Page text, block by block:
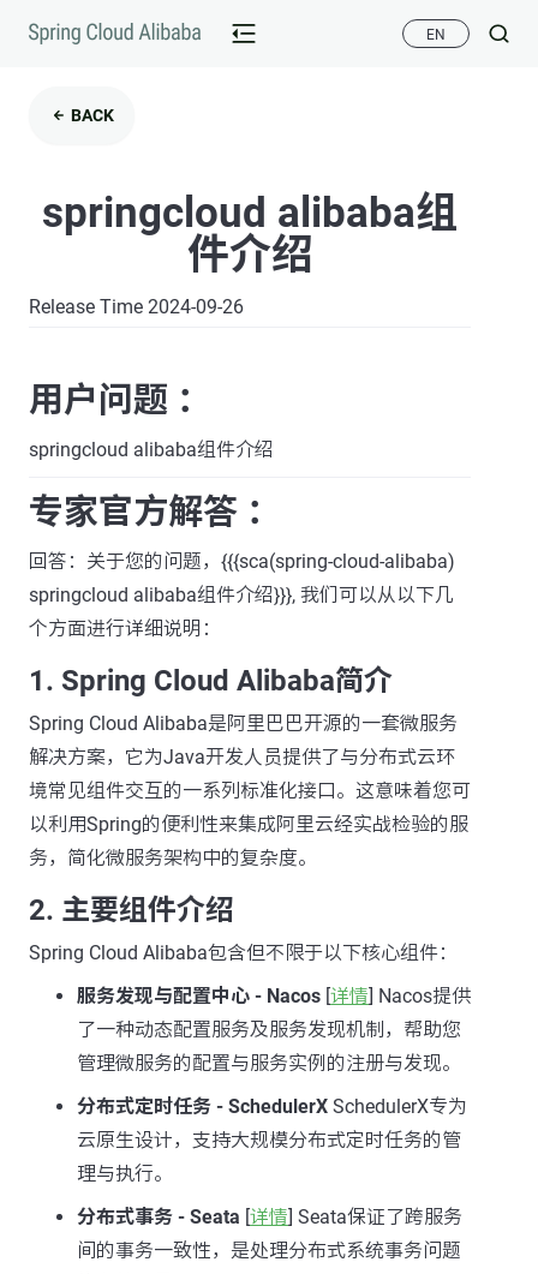
EN
BACK
springcloud alibaba组
件介绍
Release Time 2024-09-26
用户问题 ：
springcloud alibaba组件介绍
专家官方解答 ：
回答：关于您的问题，{{{sca(spring-cloud-alibaba)
springcloud alibaba组件介绍}}}, 我们可以从以下几
个方面进行详细说明：
1. Spring Cloud Alibaba简介
Spring Cloud Alibaba是阿里巴巴开源的一套微服务
解决方案，它为Java开发人员提供了与分布式云环
境常见组件交互的一系列标准化接口。这意味着您可
以利用Spring的便利性来集成阿里云经实战检验的服
务，简化微服务架构中的复杂度。
2. 主要组件介绍
Spring Cloud Alibaba包含但不限于以下核心组件：
服务发现与配置中心 - Nacos [详情] Nacos提供
了一种动态配置服务及服务发现机制，帮助您
管理微服务的配置与服务实例的注册与发现。
分布式定时任务 - SchedulerX SchedulerX专为
云原生设计，支持大规模分布式定时任务的管
理与执行。
分布式事务 - Seata [详情] Seata保证了跨服务
间的事务一致性，是处理分布式系统事务问题